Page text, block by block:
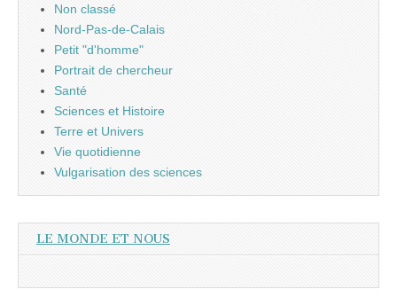
Non classé
Nord-Pas-de-Calais
Petit "d'homme"
Portrait de chercheur
Santé
Sciences et Histoire
Terre et Univers
Vie quotidienne
Vulgarisation des sciences
LE MONDE ET NOUS